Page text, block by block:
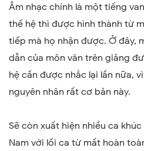
Âm nhạc chính là một tiếng
thế hệ thì được hình thành từ
tiếp mà họ nhận được. Ở đây,
dẫn của môn văn trên giảng
hệ cần được nhắc lại lần nữa,
nguyên nhân rất cơ bản này.
Sẽ còn xuất hiện nhiều ca
Nam với lối ca từ mất hoàn